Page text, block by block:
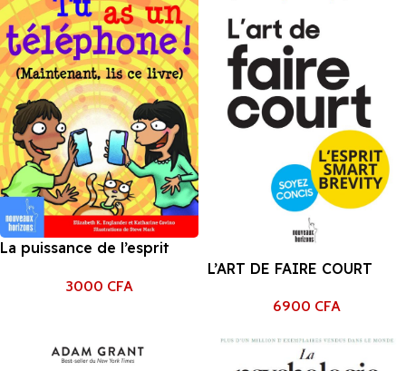
La puissance de l’esprit
3000 CFA
L’ART DE FAIRE COURT
ALLEN, ROY SCHWARTZ
6900 CFA